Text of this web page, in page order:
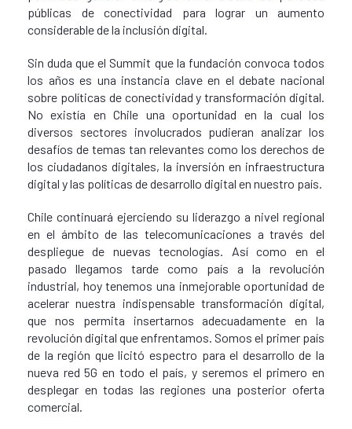
públicas de conectividad para lograr un aumento
considerable de la inclusión digital.
Sin duda que el Summit que la fundación convoca todos
los años es una instancia clave en el debate nacional
sobre políticas de conectividad y transformación digital.
No existía en Chile una oportunidad en la cual los
diversos sectores involucrados pudieran analizar los
desafíos de temas tan relevantes como los derechos de
los ciudadanos digitales, la inversión en infraestructura
digital y las políticas de desarrollo digital en nuestro país.
Chile continuará ejerciendo su liderazgo a nivel regional
en el ámbito de las telecomunicaciones a través del
despliegue de nuevas tecnologías. Así como en el
pasado llegamos tarde como país a la revolución
industrial, hoy tenemos una inmejorable oportunidad de
acelerar nuestra indispensable transformación digital,
que nos permita insertarnos adecuadamente en la
revolución digital que enfrentamos. Somos el primer país
de la región que licitó espectro para el desarrollo de la
nueva red 5G en todo el país, y seremos el primero en
desplegar en todas las regiones una posterior oferta
comercial.